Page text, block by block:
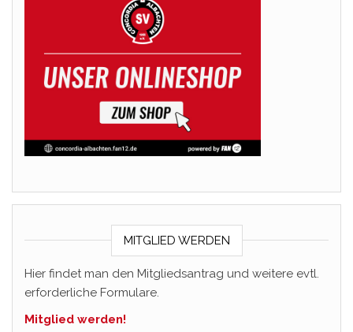
MITGLIED WERDEN
Hier findet man den Mitgliedsantrag und weitere evtl.
erforderliche Formulare.
Mitglied werden!